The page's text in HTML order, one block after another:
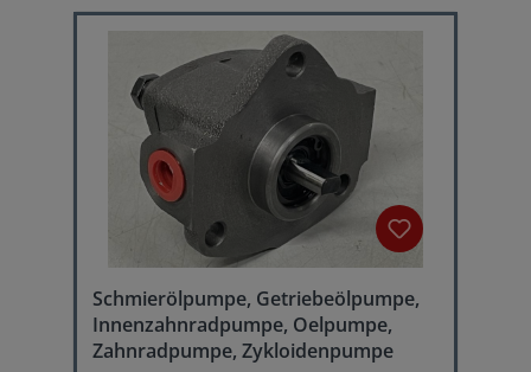
Schmierölpumpe, Getriebeölpumpe,
Innenzahnradpumpe, Oelpumpe,
Zahnradpumpe, Zykloidenpumpe